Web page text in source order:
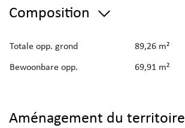
Composition
Totale opp. grond
89,26 m²
Bewoonbare opp.
69,91 m²
Aménagement du territoire